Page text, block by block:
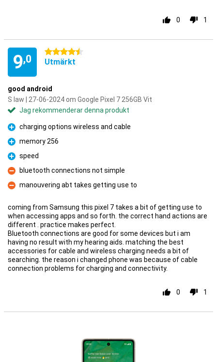
0 1
9,0
4.5 stjärnor
Utmärkt
good android
S law | 27-06-2024 om Google Pixel 7 256GB Vit
Jag rekommenderar denna produkt
Fördelar
charging options wireless and cable
Fördelar
memory 256
Fördelar
speed
Nackdelar
bluetooth connections not simple
Nackdelar
manouvering abt takes getting use to
coming from Samsung this pixel 7 takes a bit of getting use to
when accessing apps and so forth. the correct hand actions are
different . practice makes perfect.
Bluetooth connections are good for some devices but i am
having no result with my hearing aids. matching the best
accessories for cable and wireless charging needs a bit of
searching. the reason i changed phone was because of cable
connection problems for charging and connectivity.
0 1